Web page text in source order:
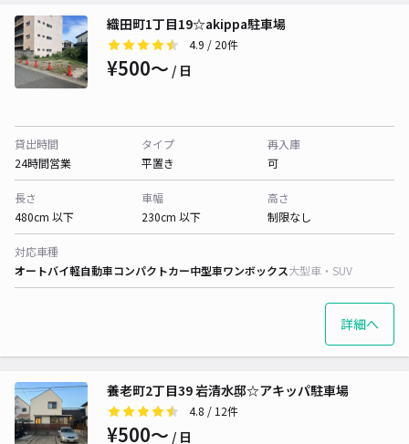
織田町1丁目19☆akippa駐車場
4.9 / 20件
¥500〜 / 日
貸出時間
24時間営業
タイプ
平置き
再入庫
可
長さ
480cm 以下
車幅
230cm 以下
高さ
制限なし
対応車種
オートバイ軽自動車コンパクトカー中型車ワンボックス大型車・SUV
詳細へ
養老町2丁目39 岩清水邸☆アキッパ駐車場
4.8 / 12件
¥500〜 / 日